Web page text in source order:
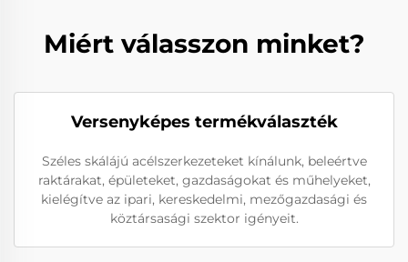
Miért válasszon minket?
Versenyképes termékválaszték
Széles skálájú acélszerkezeteket kínálunk, beleértve
raktárakat, épületeket, gazdaságokat és műhelyeket,
kielégítve az ipari, kereskedelmi, mezőgazdasági és
köztársasági szektor igényeit.